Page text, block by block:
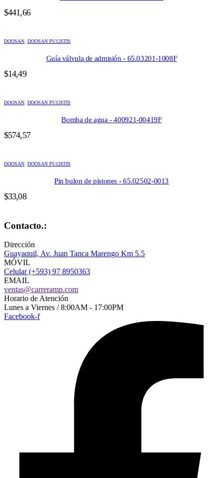
$441,66
DOOSAN DOOSAN PU126TIS
Guía válvula de admisión - 65.03201-1008F
$14,49
DOOSAN DOOSAN PU126TIS
Bomba de agua - 400921-00419F
$574,57
DOOSAN DOOSAN PU126TIS
Pin bulon de pistones - 65.02502-0013
$33,08
Contacto.:
Dirección
Guayaquil, Av. Juan Tanca Marengo Km 5.5
MÓVIL
Celular (+593) 97 8950363
EMAIL
ventas@carreramp.com
Horario de Atención
Lunes a Viernes / 8:00AM - 17:00PM
Facebook-f